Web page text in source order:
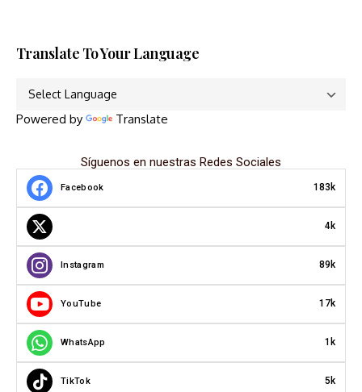
Translate To Your Language
Powered by Translate
Síguenos en nuestras Redes Sociales
Facebook 183k
4k
Instagram 89k
YouTube 17k
WhatsApp 1k
TikTok 5k